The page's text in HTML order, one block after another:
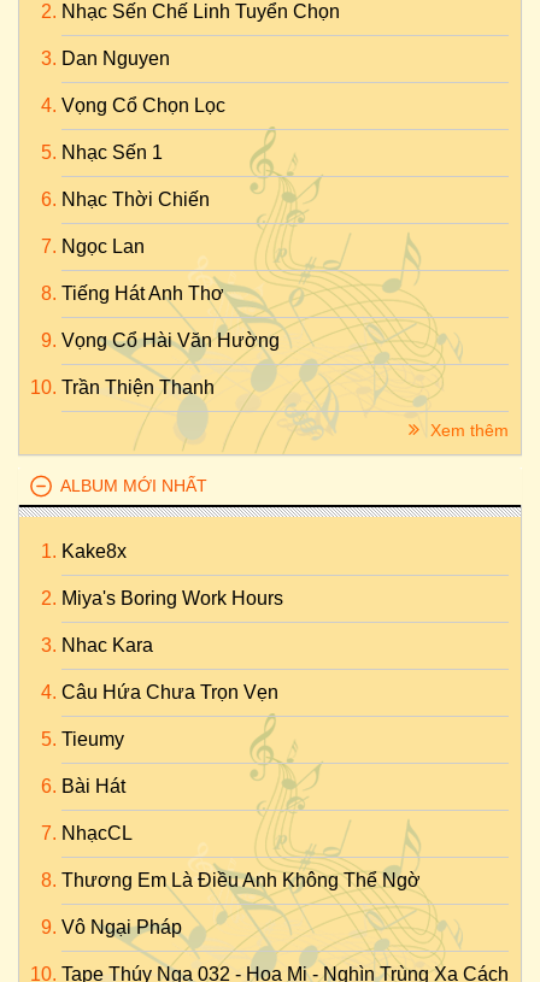
Nhạc Sến Chế Linh Tuyển Chọn
Dan Nguyen
Vọng Cổ Chọn Lọc
Nhạc Sến 1
Nhạc Thời Chiến
Ngọc Lan
Tiếng Hát Anh Thơ
Vọng Cổ Hài Văn Hường
Trần Thiện Thanh
Xem thêm
ALBUM MỚI NHẤT
Kake8x
Miya's Boring Work Hours
Nhac Kara
Câu Hứa Chưa Trọn Vẹn
Tieumy
Bài Hát
NhạcCL
Thương Em Là Điều Anh Không Thể Ngờ
Vô Ngại Pháp
Tape Thúy Nga 032 - Họa Mi - Nghìn Trùng Xa Cách